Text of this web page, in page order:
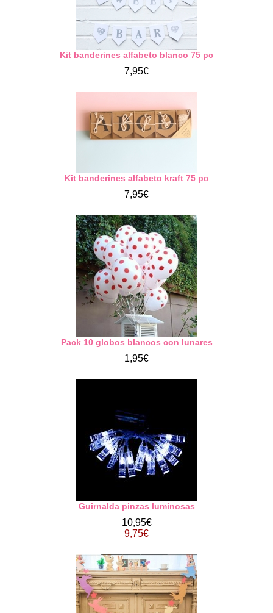
Kit banderines alfabeto blanco 75 pc
7,95€
Kit banderines alfabeto kraft 75 pc
7,95€
Pack 10 globos blancos con lunares
1,95€
Guirnalda pinzas luminosas
10,95€
9,75€